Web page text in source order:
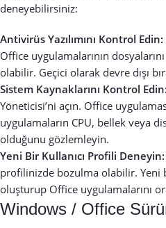
deneyebilirsiniz:
Antivirüs Yazılımını Kontrol Edin:
Office uygulamalarının
olabilir. Geçici olarak devre dışı
Sistem Kaynaklarını Kontrol Edin:
Yöneticisi’ni açın. Office
uygulamaların CPU, bellek veya
olduğunu gözlemleyin.
Yeni Bir Kullanıcı Profili Deneyin:
profilinizde bozulma olabilir. Yeni
oluşturup Office uygulamalarını
Windows / Office